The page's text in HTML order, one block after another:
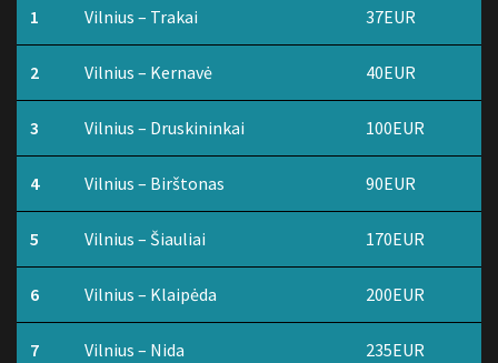
1 Vilnius – Trakai 37EUR
2 Vilnius – Kernavė 40EUR
3 Vilnius – Druskininkai 100EUR
4 Vilnius – Birštonas 90EUR
5 Vilnius – Šiauliai 170EUR
6 Vilnius – Klaipėda 200EUR
7 Vilnius – Nida 235EUR